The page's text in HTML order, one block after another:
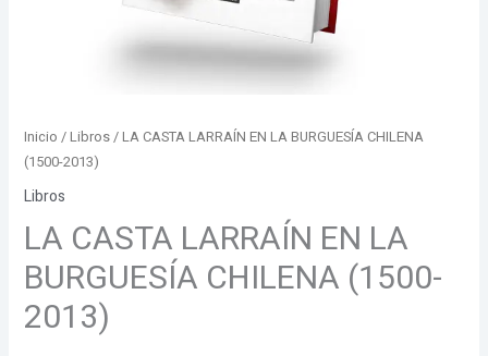
Inicio /Libros/ LA CASTA LARRAÍN EN LA BURGUESÍA CHILENA
(1500-2013)
Libros
LA CASTA LARRAÍN EN LA
BURGUESÍA CHILENA (1500-
2013)